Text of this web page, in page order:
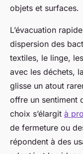
objets et surfaces.
L’évacuation
dispersion des
textiles, le linge,
avec les déchets,
glisse un atout
offre un sentiment
choix s’élargit à
de fermeture ou
répondent à des